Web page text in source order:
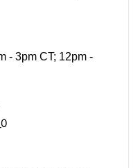
- 3pm CT; 12pm -